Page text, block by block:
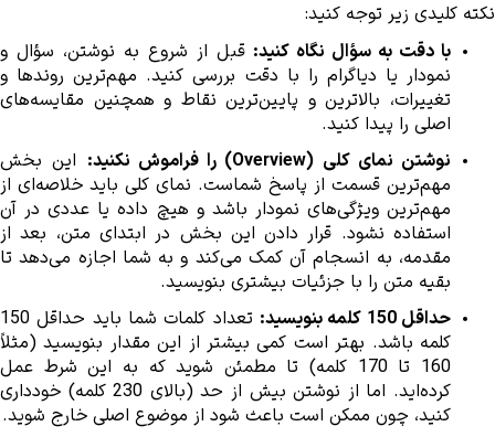
نکته کلیدی زیر توجه کنید:
با دقت به سؤال نگاه کنید:
اصلی را پیدا کنید.
نوشتن نمای کلی (Overview) را فراموش نکنید:
بقیه متن را با جزئیات بیشتری بنویسید.
حداقل 150 کلمه بنویسید:
کنید، چون ممکن است باعث شود از موضوع اصلی خارج شوید.